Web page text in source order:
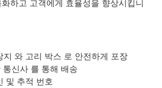
하고 고객에게 효율성을 향상시킵니
지 와 고리 박스 로 안전하게 포장
통신사 를 통해 배송
및 추적 번호